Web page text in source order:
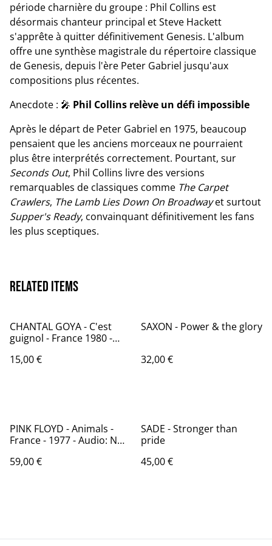
période charnière du groupe : Phil Collins est
désormais chanteur principal et Steve Hackett
s'apprête à quitter définitivement Genesis. L'album
offre une synthèse magistrale du répertoire classique
de Genesis, depuis l'ère Peter Gabriel jusqu'aux
compositions plus récentes.
Anecdote : 🎤 Phil Collins relève un défi impossible
Après le départ de Peter Gabriel en 1975, beaucoup
pensaient que les anciens morceaux ne pourraient
plus être interprétés correctement. Pourtant, sur
Seconds Out, Phil Collins livre des versions
remarquables de classiques comme The Carpet
Crawlers, The Lamb Lies Down On Broadwayet surtout
Supper's Ready, convainquant définitivement les fans
les plus sceptiques.
Related items
CHANTAL GOYA - C'est
guignol - France 1980 -
37.458
15,00 €
SAXON - Power & the glory
32,00 €
PINK FLOYD - Animals -
France - 1977 - Audio: NM -
59,00 €
SADE - Stronger than
pride
45,00 €